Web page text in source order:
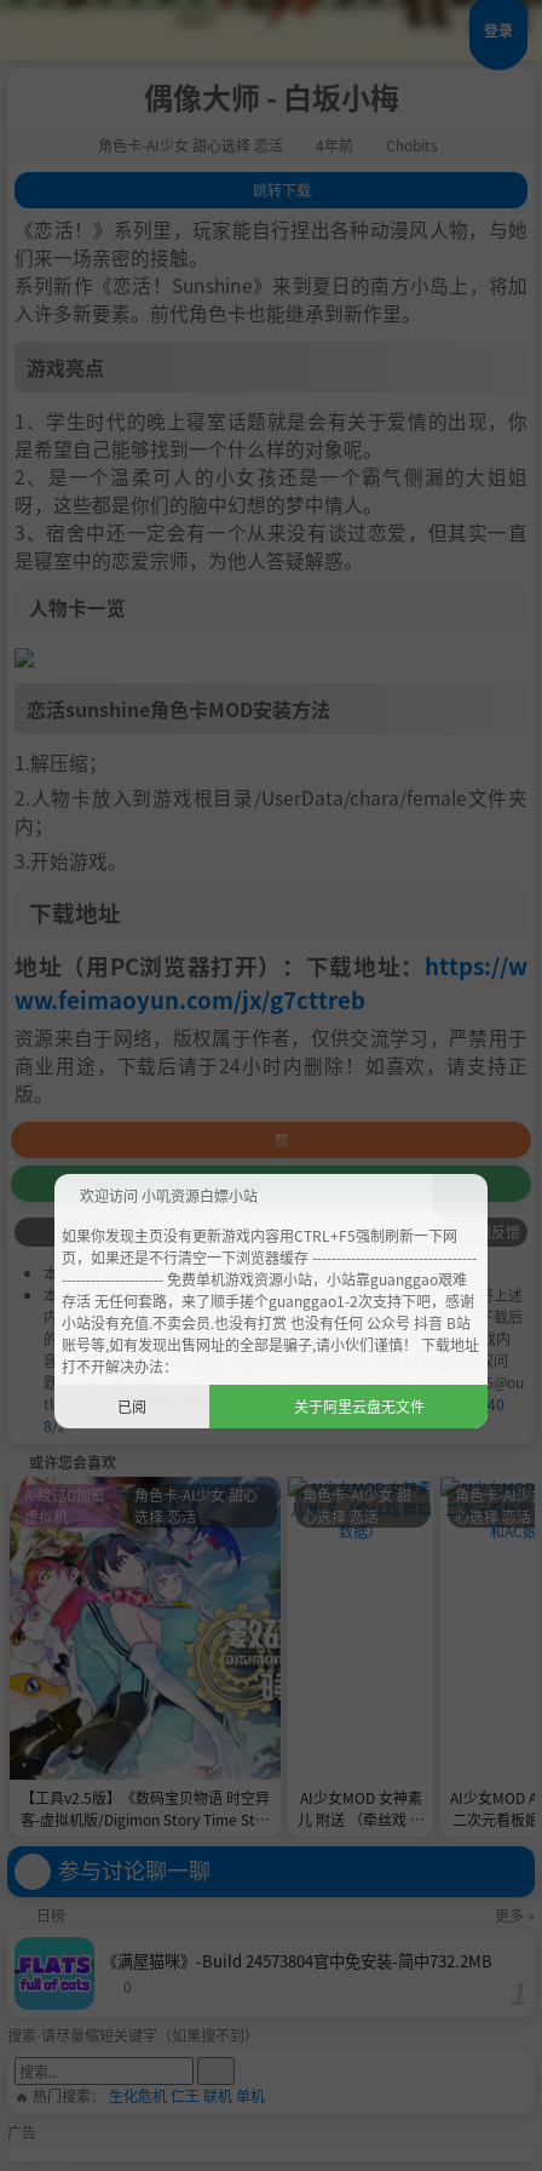
登录
偶像大师 - 白坂小梅
角色卡-AI少女 甜心选择 恋活 4年前 Chobits
跳转下载
1.游戏亮点
2.人物卡一览
3.恋活sunshine角色卡MOD安装方法
4.下载地址
《恋活！》系列里，玩家能自行捏出各种动漫风人物，与她
们来一场亲密的接触。
系列新作《恋活！Sunshine》来到夏日的南方小岛上，将加
入许多新要素。前代角色卡也能继承到新作里。
游戏亮点
1、学生时代的晚上寝室话题就是会有关于爱情的出现，你
是希望自己能够找到一个什么样的对象呢。
2、是一个温柔可人的小女孩还是一个霸气侧漏的大姐姐
呀，这些都是你们的脑中幻想的梦中情人。
3、宿舍中还一定会有一个从来没有谈过恋爱，但其实一直
是寝室中的恋爱宗师，为他人答疑解惑。
人物卡一览
恋活sunshine角色卡MOD安装方法
1.解压缩；
2.人物卡放入到游戏根目录/UserData/chara/female文件夹
内；
3.开始游戏。
下载地址
地址（用PC浏览器打开）：下载地址： https://w
ww.feimaoyun.com/jx/g7cttreb
资源来自于网络，版权属于作者，仅供交流学习，严禁用于
商业用途，下载后请于24小时内删除！如喜欢，请支持正
版。
赞
问题反馈
本作品是由
小叽资源会员Chobits's 搬运作品.
本站提供的资源转载自国内外各大媒体和网络，仅供试玩体验；不得将上述
内容用于商业或者非法用途，否则，一切后果请用户自负。您必须在下载后
的24个小时之内，从您的电脑中彻底删除上述内容。如果您喜欢该游戏内
容，请支持正版，购买注册，得到更好的正版服务。我们非常重视版权问
题，如有侵权请邮件与我们联系处理。敬请谅解！E-mail：acgbns666@ou
tlook.com，我们会在第一时间断开下载链接https://steamzg.com/740
8/。
或许您会喜欢
【工具v2.5版】《数码宝贝物语 时空异
客-虚拟机版/Digimon Story Time Stra
官中免安装-简中31.1GB
A-绕过D加密
虚拟机
角色卡-AI少女 甜心
选择 恋活
AI少女MOD 女神素
儿 附送 （牵丝戏 舞
角色卡-AI少女 甜
心选择 恋活
AI少女MOD A
二次元看板
角色卡-AI少
心选择 恋活
参与讨论聊一聊
日榜 更多 »
《满屋猫咪》-Build 24573804官中免安装-简中732.2MB
0
搜索-请尽量缩短关键字（如果搜不到）
🔥 热门搜索： 生化危机仁王 联机单机
广告
欢迎访问 小叽资源白嫖小站
如果你发现主页没有更新游戏内容用CTRL+F5强制刷新一下网
页，如果还是不行清空一下浏览器缓存 ----------------------------------
--------------------- 免费单机游戏资源小站，小站靠guanggao艰难
存活 无任何套路，来了顺手搓个guanggao1-2次支持下吧，感谢
小站没有充值.不卖会员.也没有打赏 也没有任何 公众号 抖音 B站
账号等,如有发现出售网址的全部是骗子,请小伙们谨慎！ 下载地址
打不开解决办法：
已阅
关于阿里云盘无文件